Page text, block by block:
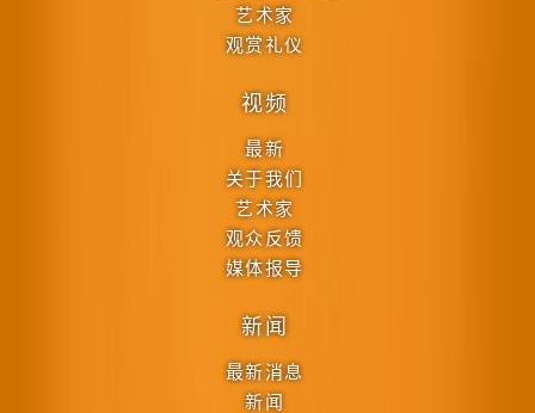
艺术家
观赏礼仪
视频
最新
关于我们
艺术家
观众反馈
媒体报导
新闻
最新消息
新闻